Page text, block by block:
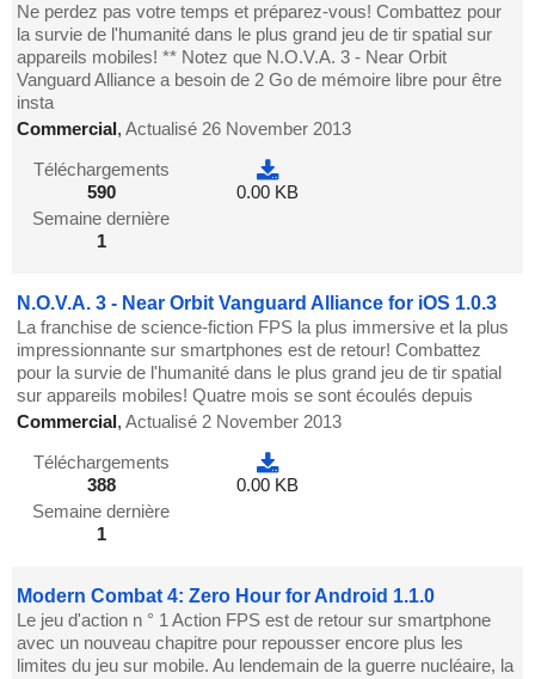
Ne perdez pas votre temps et préparez-vous! Combattez pour
la survie de l'humanité dans le plus grand jeu de tir spatial sur
appareils mobiles! ** Notez que N.O.V.A. 3 - Near Orbit
Vanguard Alliance a besoin de 2 Go de mémoire libre pour être
insta
Commercial,Actualisé 26 November 2013
Téléchargements
590
Semaine dernière
1
0.00 KB
N.O.V.A. 3 - Near Orbit Vanguard Alliance for iOS 1.0.3
La franchise de science-fiction FPS la plus immersive et la plus
impressionnante sur smartphones est de retour! Combattez
pour la survie de l'humanité dans le plus grand jeu de tir spatial
sur appareils mobiles! Quatre mois se sont écoulés depuis
Commercial,Actualisé 2 November 2013
Téléchargements
388
Semaine dernière
1
0.00 KB
Modern Combat 4: Zero Hour for Android 1.1.0
Le jeu d'action n ° 1 Action FPS est de retour sur smartphone
avec un nouveau chapitre pour repousser encore plus les
limites du jeu sur mobile. Au lendemain de la guerre nucléaire, la